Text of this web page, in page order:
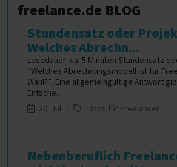
freelance.de BLOG
Stundensatz oder
Welches Abrechn...
Lesedauer: ca. 5 Minuten Stundensatz
“Welches Abrechnungsmodell ist für
Wahl?”. Eine allgemeingültige Antwort
Entsche...
30. Jul |
Tipps für Freelancer
Nebenberuflich